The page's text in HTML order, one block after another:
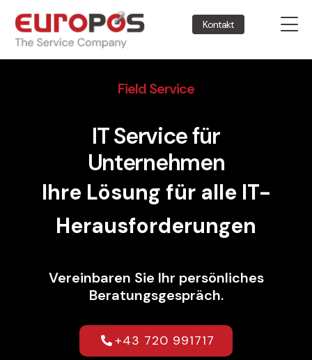
Kontakt
Field Service
IT Service für
Unternehmen
Ihre Lösung für alle IT-
Herausforderungen
Vereinbaren Sie Ihr persönliches
Beratungsgespräch.
+43 720 991717